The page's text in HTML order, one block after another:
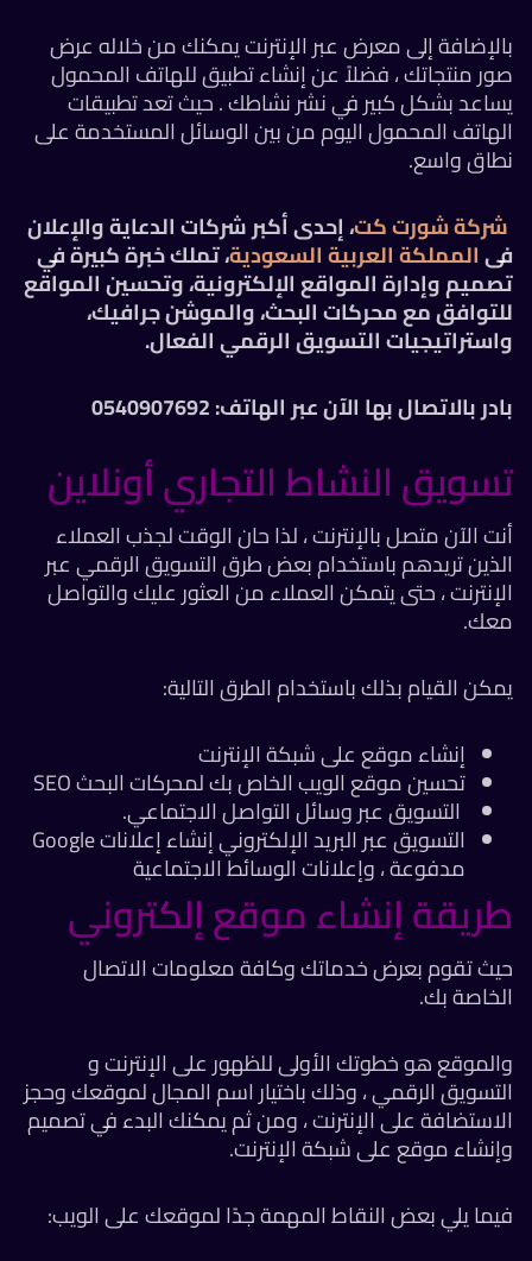
بالإضافة إلى معرض عبر الإنترنت يمكنك من خلاله عرض
صور منتجاتك ، فضلاً عن إنشاء تطبيق للهاتف المحمول
يساعد بشكل كبير فينشر نشاطك . حيث تعد تطبيقات
الهاتف المحمول اليوم من بين الوسائل المستخدمة على
نطاق واسع.
شركة شورت كت، إحدى أكبر شركات الدعاية والإعلان
فىالمملكة العربية السعودية، تملك خبرة كبيرة في
تصميم وإدارة المواقع الإلكترونية، وتحسين المواقع
للتوافق مع محركات البحث، والموشن جرافيك،
واستراتيجيات التسويق الرقمي الفعال.
بادر بالاتصال بها الآن عبر الهاتف: 0540907692
تسويق النشاط التجاري أونلاين
أنت الآن متصل بالإنترنت ، لذا حان الوقت لجذب العملاء
الذين تريدهم باستخدام بعض طرق التسويق الرقمي عبر
الإنترنت ، حتى يتمكن العملاء من العثور عليك والتواصل
معك.
يمكن القيام بذلك باستخدام الطرق التالية:
إنشاء موقع على شبكة الإنترنت
تحسين موقع الويب الخاص بك لمحركات البحث SEO
التسويق عبر وسائل التواصل الاجتماعي.
التسويق عبر البريد الإلكتروني إنشاء إعلانات Google
مدفوعة ، وإعلانات الوسائط الاجتماعية
طريقة إنشاء موقع إلكتروني
حيث تقوم بعرض خدماتك وكافة معلومات الاتصال
الخاصة بك.
والموقع هو خطوتك الأولى للظهور على الإنترنت و
التسويق الرقمي ، وذلك باختيار اسم المجال لموقعك وحجز
الاستضافة على الإنترنت ، ومن ثم يمكنك البدء في تصميم
وإنشاء موقع على شبكة الإنترنت.
فيما يلي بعض النقاط المهمة جدًا لموقعك على الويب: